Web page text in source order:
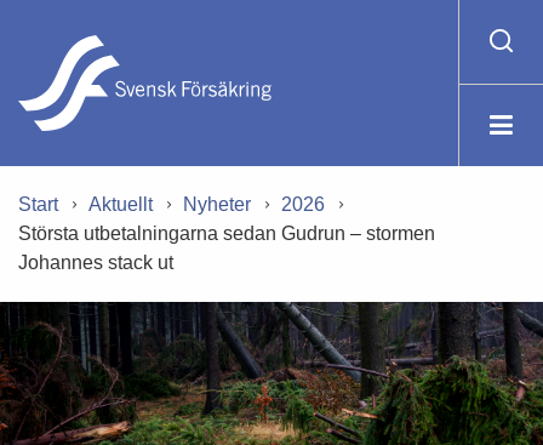
Start Aktuellt Nyheter
2026
Största utbetalningarna sedan Gudrun – stormen
Johannes stack ut